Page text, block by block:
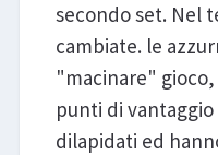
secondo set. Nel
cambiate. le
"macinare"
punti di
dilapidati ed